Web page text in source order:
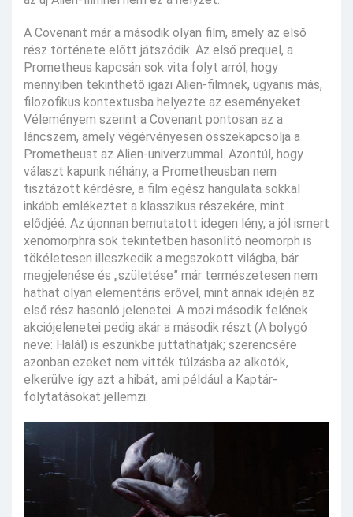
A Covenant már a második olyan film, amely az első
rész története előtt játszódik. Az első prequel, a
Prometheus kapcsán sok vita folyt arról, hogy
mennyiben tekinthető igazi Alien-filmnek, ugyanis más,
filozofikus kontextusba helyezte az eseményeket.
Véleményem szerint a Covenant pontosan az a
láncszem, amely végérvényesen összekapcsolja a
Prometheust az Alien-univerzummal. Azontúl, hogy
választ kapunk néhány, a Prometheusban nem
tisztázott kérdésre, a film egész hangulata sokkal
inkább emlékeztet a klasszikus részekére, mint
elődjéé. Az újonnan bemutatott idegen lény, a jól ismert
xenomorphra sok tekintetben hasonlító neomorph is
tökéletesen illeszkedik a megszokott világba, bár
megjelenése és „születése” már természetesen nem
hathat olyan elementáris erővel, mint annak idején az
első rész hasonló jelenetei. A mozi második felének
akciójelenetei pedig akár a második részt (A bolygó
neve: Halál) is eszünkbe juttathatják; szerencsére
azonban ezeket nem vitték túlzásba az alkotók,
elkerülve így azt a hibát, ami például a Kaptár-
folytatásokat jellemzi.